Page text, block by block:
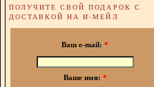
ПОЛУЧИТЕ СВОЙ ПОДАРОК С
ДОСТАВКОЙ НА И-МЕЙЛ
Ваш e-mail: *
Ваше имя: *